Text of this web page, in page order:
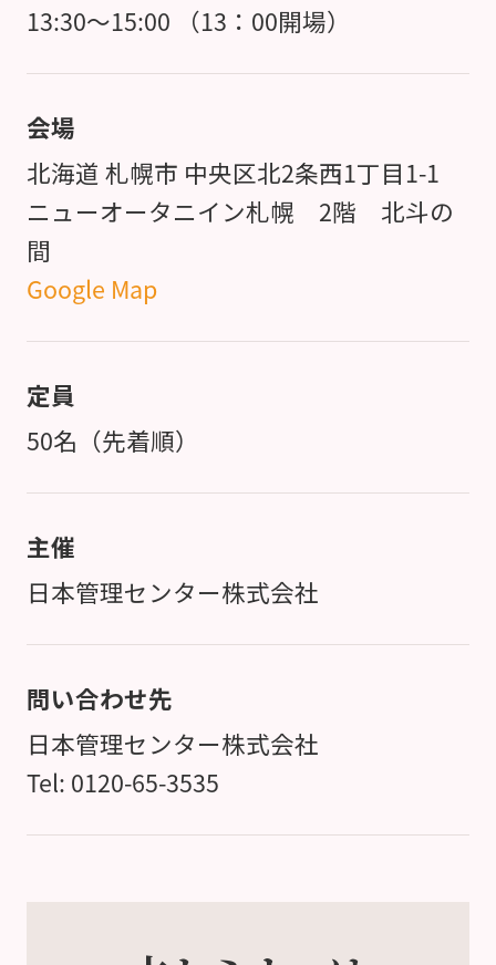
13:30～15:00 （13：00開場）
会場
北海道 札幌市 中央区北2条西1丁目1-1
ニューオータニイン札幌 2階 北斗の
間
Google Map
定員
50名（先着順）
主催
日本管理センター株式会社
問い合わせ先
日本管理センター株式会社
Tel: 0120-65-3535